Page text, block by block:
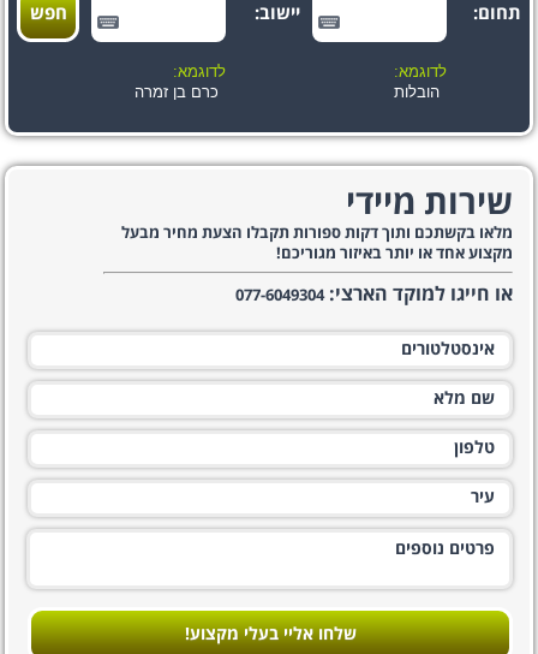
תחום:
לדוגמא:
הובלות
יישוב:
לדוגמא:
כרם בן זמרה
שירות מיידי
מלאו בקשתכם ותוך דקות ספורות תקבלו הצעת מחיר מבעל
מקצוע אחד או יותר באיזור מגוריכם!
או חייגו למוקד הארצי: 077-6049304
שלחו אליי בעלי מקצוע!